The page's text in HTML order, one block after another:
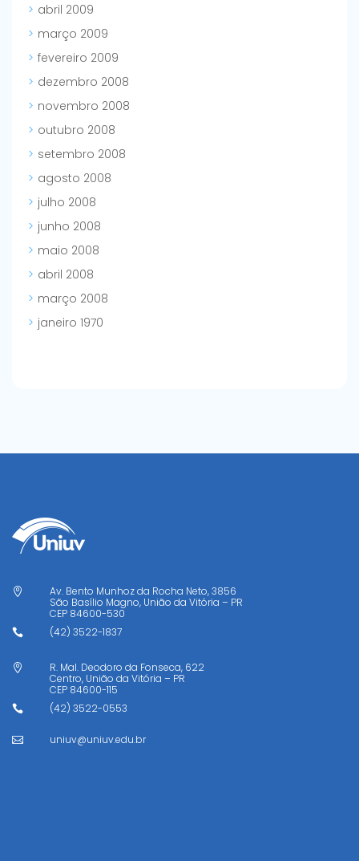
abril 2009
março 2009
fevereiro 2009
dezembro 2008
novembro 2008
outubro 2008
setembro 2008
agosto 2008
julho 2008
junho 2008
maio 2008
abril 2008
março 2008
janeiro 1970

Av. Bento Munhoz da Rocha Neto, 3856
São Basílio Magno, União da Vitória – PR
CEP 84600-530
 (42) 3522-1837

R. Mal. Deodoro da Fonseca, 622
Centro, União da Vitória – PR
CEP 84600-115
 (42) 3522-0553
 uniuv@uniuv.edu.br